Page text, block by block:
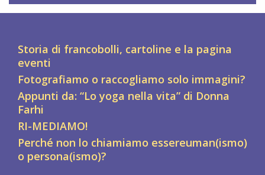
Storia di francobolli, cartoline e la pagina
eventi
Fotografiamo o raccogliamo solo immagini?
Appunti da: “Lo yoga nella vita” di Donna
Farhi
RI-MEDIAMO!
Perché non lo chiamiamo essereuman(ismo)
o persona(ismo)?